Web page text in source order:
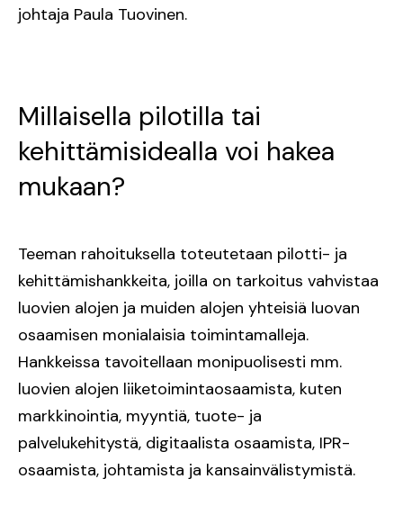
johtaja Paula Tuovinen.
Millaisella pilotilla tai
kehittämisidealla voi hakea
mukaan?
Teeman rahoituksella toteutetaan pilotti- ja
kehittämishankkeita, joilla on tarkoitus vahvistaa
luovien alojen ja muiden alojen yhteisiä luovan
osaamisen monialaisia toimintamalleja.
Hankkeissa tavoitellaan monipuolisesti mm.
luovien alojen liiketoimintaosaamista, kuten
markkinointia, myyntiä, tuote- ja
palvelukehitystä, digitaalista osaamista, IPR-
osaamista, johtamista ja kansainvälistymistä.